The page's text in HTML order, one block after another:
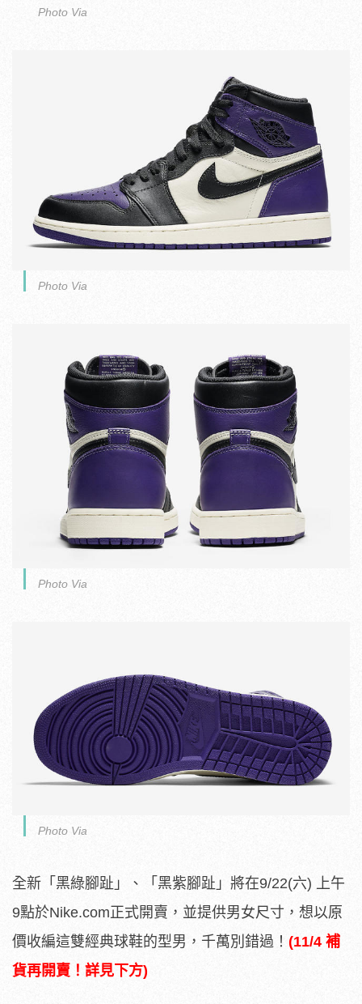
Photo Via
Photo Via
Photo Via
Photo Via
全新「黑綠腳趾」、「黑紫腳趾」將在9/22(六) 上午
9點於Nike.com正式開賣，並提供男女尺寸，想以原
價收編這雙經典球鞋的型男，千萬別錯過！ (11/4 補
貨再開賣！詳見下方)